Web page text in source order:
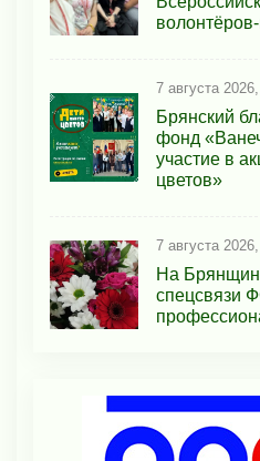
7 августа
Брянский
фонд
участие в
цветов»
7 августа
На
спецсвязи